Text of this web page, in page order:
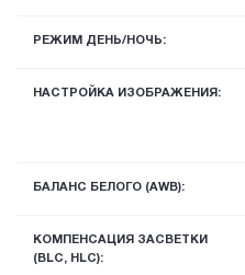
РЕЖИМ ДЕНЬ/НОЧЬ:
НАСТРОЙКА ИЗОБРАЖЕНИЯ:
БАЛАНС БЕЛОГО (AWB):
КОМПЕНСАЦИЯ ЗАСВЕТКИ
(BLC, HLC):